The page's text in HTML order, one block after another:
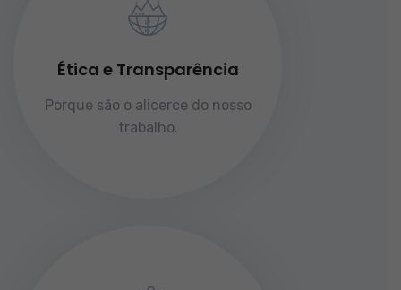
Ética e Transparência
Porque são o alicerce do nosso
trabalho.